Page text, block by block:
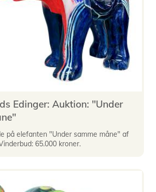
Edinger: Auktion: "Under
på elefanten "Under samme måne" af
65.000 kroner.